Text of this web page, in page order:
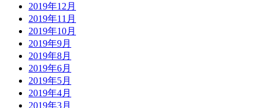
2019年12月
2019年11月
2019年10月
2019年9月
2019年8月
2019年6月
2019年5月
2019年4月
2019年3月